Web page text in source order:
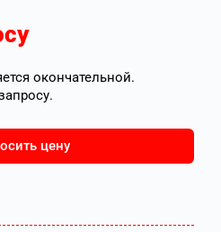
окончательной.
цену